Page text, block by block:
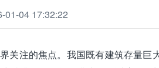
01-04 17:32:22
注的焦点。我国既有建筑存量巨